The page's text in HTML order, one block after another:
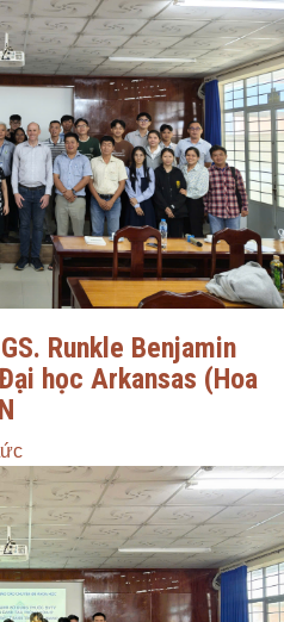
Runkle Benjamin
học Arkansas (Hoa